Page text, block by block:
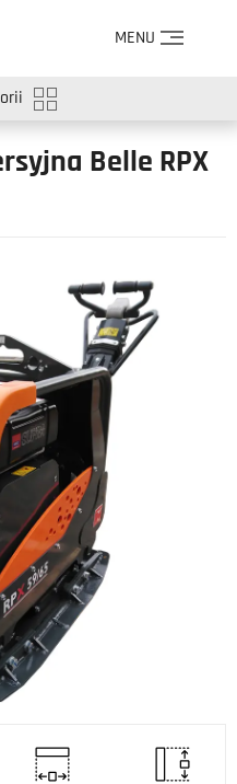
MENU
Belle RPX